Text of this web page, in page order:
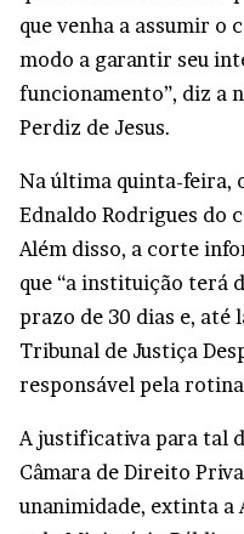
que venha a assumir o
modo a garantir seu
funcionamento”, diz a
Perdiz de Jesus.
Na última quinta-feira,
Ednaldo Rodrigues do
Além disso, a corte
que “a instituição terá
prazo de 30 dias e, até
Tribunal de Justiça
responsável pela
A justificativa para tal
Câmara de Direito
unanimidade, extinta a